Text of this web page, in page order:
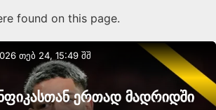
found on this page.
თებ 24, 15:49 შშ
ერთად მადრიდში